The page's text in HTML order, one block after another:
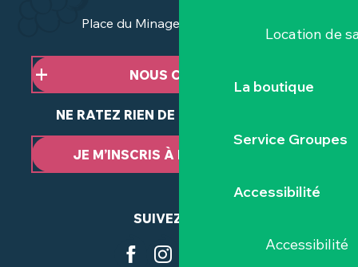
Location de
La boutique
Service Groupes
Accessibilité
Accessibilité
Place du Minage - 44190 Clisson
NOUS CONTACTER
NE RATEZ RIEN DE NOTRE ACTUALITÉ
JE M’INSCRIS À LA NEWSLETTER
SUIVEZ-NOUS